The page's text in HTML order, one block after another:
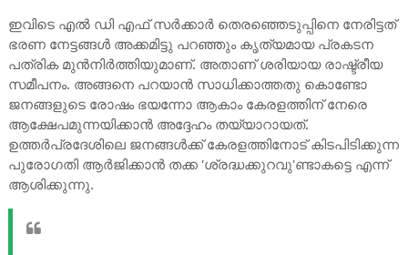
ഇവിടെ എല്‍ ഡി എഫ് സര്‍ക്കാര്‍ തെരഞ്ഞെടുപ്പിനെ നേരിട്ടത്
ഭരണ നേട്ടങ്ങള്‍ അക്കമിട്ടു പറഞ്ഞും കൃത്യമായ പ്രകടന
പത്രിക മുന്‍നിര്‍ത്തിയുമാണ്. അതാണ് ശരിയായ രാഷ്ട്രീയ
സമീപനം. അങ്ങനെ പറയാന്‍ സാധിക്കാത്തതു കൊണ്ടോ
ജനങ്ങളുടെ രോഷം ഭയന്നോ ആകാം കേരളത്തിന് നേരെ
ആക്ഷേപമുന്നയിക്കാന്‍ അദ്ദേഹം തയ്യാറായത്.
ഉത്തര്‍പ്രദേശിലെ ജനങ്ങള്‍ക്ക് കേരളത്തിനോട് കിടപിടിക്കുന്ന
പുരോഗതി ആര്‍ജിക്കാന്‍ തക്ക 'ശ്രദ്ധക്കുറവു'ണ്ടാകട്ടെ എന്ന്
ആശിക്കുന്നു.